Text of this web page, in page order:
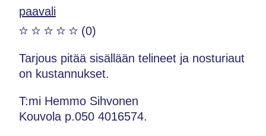
paavali
(0)
Tarjous pitää sisällään telineet ja nosturiaut
on kustannukset.
T:mi Hemmo Sihvonen
Kouvola p.050 4016574.